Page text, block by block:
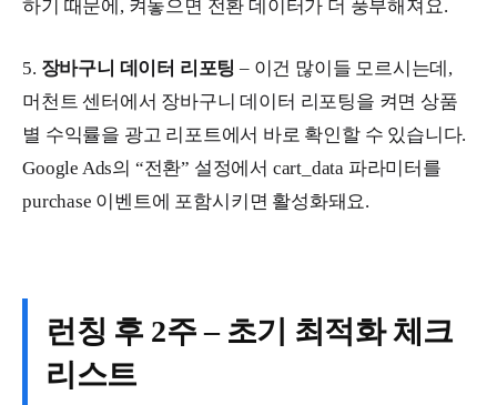
하기 때문에, 켜놓으면 전환 데이터가 더 풍부해져요.
5. 장바구니 데이터 리포팅 – 이건 많이들 모르시는데,
머천트 센터에서 장바구니 데이터 리포팅을 켜면 상품
별 수익률을 광고 리포트에서 바로 확인할 수 있습니다.
Google Ads의 “전환” 설정에서 cart_data 파라미터를
purchase 이벤트에 포함시키면 활성화돼요.
런칭 후 2주 – 초기 최적화 체크
리스트